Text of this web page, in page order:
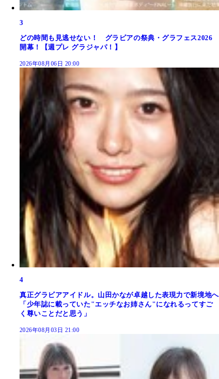
3
どの時間も見逃せない！ グラビアの祭典・グラフェス2026
開幕！【週プレ グラジャパ！】
2026年08月06日 20:00
4
真正グラビアアイドル。山田かなが卓越した表現力で新境地へ
「少年誌に載っていた"エッチなお姉さん"になれるってすご
く尊いことだと思う」
2026年08月03日 21:00